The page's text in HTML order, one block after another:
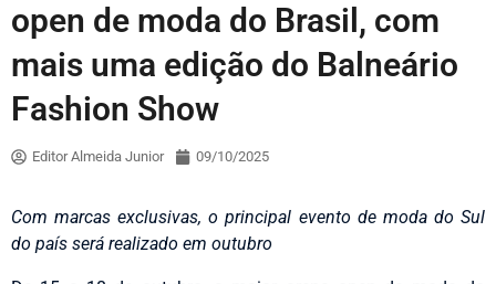
open de moda do Brasil, com
mais uma edição do Balneário
Fashion Show
Editor Almeida Junior 09/10/2025
Com marcas exclusivas, o principal evento de moda do Sul
do país será realizado em outubro